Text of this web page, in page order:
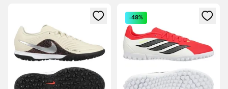
Abre un modal para iniciar sesión o registrarse como
Abre un modal para iniciar
-48%